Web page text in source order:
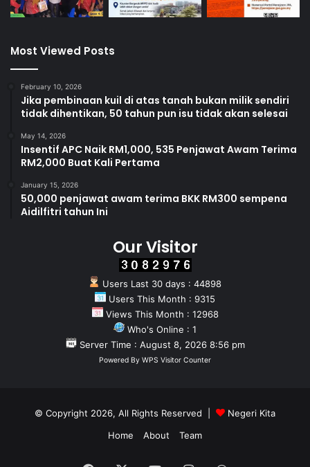
Most Viewed Posts
February 10, 2026
Jika pembinaan kuil di atas tanah bukan milik sendiri
tidak dihentikan, 50 tahun pun isu tidak akan selesai
May 14, 2026
Insentif APC Naik RM1,000, 535 Penjawat Awam Terima
RM2,000 Buat Kali Pertama
January 15, 2026
50,000 penjawat awam terima BKK RM300 sempena
Aidilfitri tahun Ini
Our Visitor
Users Last 30 days : 44898
Users This Month : 9315
Views This Month : 12968
Who's Online : 1
Server Time : August 8, 2026 8:56 pm
Powered By WPS Visitor Counter
© Copyright 2026, All Rights Reserved |
Negeri Kita
Home
About Team